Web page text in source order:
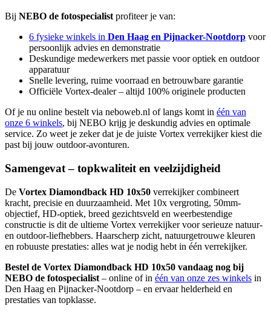
Bij NEBO de fotospecialist profiteer je van:
6 fysieke winkels in Den Haag en Pijnacker-Nootdorp voor
persoonlijk advies en demonstratie
Deskundige medewerkers met passie voor optiek en outdoor
apparatuur
Snelle levering, ruime voorraad en betrouwbare garantie
Officiële Vortex-dealer – altijd 100% originele producten
Of je nu online bestelt via neboweb.nl of langs komt in één van
onze 6 winkels, bij NEBO krijg je deskundig advies en optimale
service. Zo weet je zeker dat je de juiste Vortex verrekijker kiest die
past bij jouw outdoor-avonturen.
Samengevat – topkwaliteit en veelzijdigheid
De Vortex Diamondback HD 10x50 verrekijker combineert
kracht, precisie en duurzaamheid. Met 10x vergroting, 50mm-
objectief, HD-optiek, breed gezichtsveld en weerbestendige
constructie is dit de ultieme Vortex verrekijker voor serieuze natuur-
en outdoor-liefhebbers. Haarscherp zicht, natuurgetrouwe kleuren
en robuuste prestaties: alles wat je nodig hebt in één verrekijker.
Bestel de Vortex Diamondback HD 10x50 vandaag nog bij
NEBO de fotospecialist – online of in één van onze zes winkels in
Den Haag en Pijnacker-Nootdorp – en ervaar helderheid en
prestaties van topklasse.